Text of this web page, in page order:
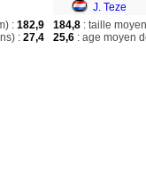
J. Teze
: 182,9
: 27,4
184,8 : taille
25,6 : age moyen